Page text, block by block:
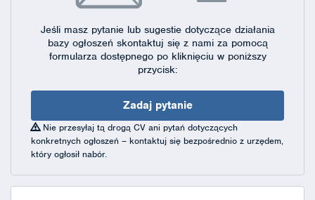
Jeśli masz pytanie lub sugestie dotyczące działania
bazy ogłoszeń skontaktuj się z nami za pomocą
formularza dostępnegopo kliknięciu w poniższy
przycisk:
Zadaj pytanie
Nie przesyłaj tą drogą CV ani pytań dotyczących
konkretnych ogłoszeń – kontaktuj się bezpośrednio z urzędem,
który ogłosił nabór.